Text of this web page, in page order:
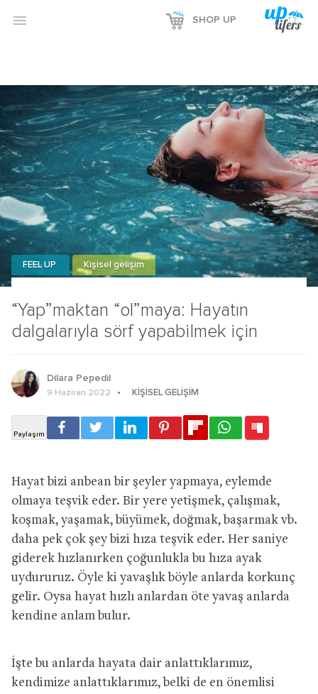
 SHOP UP
“Yap”maktan “ol”maya: Hayatın
dalgalarıyla sörf yapabilmek için
FEEL UP Kişisel gelişim
Dilara Pepedil
9 Haziran 2022 KIŞISEL GELIŞIM
Hayat bizi anbean bir şeyler yapmaya, eylemde
olmaya teşvik eder. Bir yere yetişmek, çalışmak,
koşmak, yaşamak, büyümek, doğmak, başarmak vb.
daha pek çok şey bizi hıza teşvik eder. Her saniye
giderek hızlanırken çoğunlukla bu hıza ayak
uydururuz. Öyle ki yavaşlık böyle anlarda korkunç
gelir. Oysa hayat hızlı anlardan öte yavaş anlarda
kendine anlam bulur.
İşte bu anlarda hayata dair anlattıklarımız,
kendimize anlattıklarımız, belki de en önemlisi